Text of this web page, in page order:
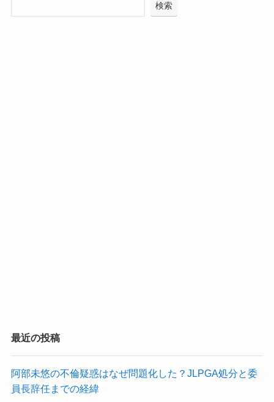
検索
最近の投稿
阿部未悠の不倫疑惑はなぜ問題化した？JLPGA処分と委
員長辞任までの経緯